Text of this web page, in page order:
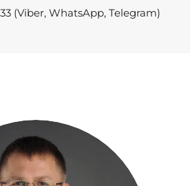
(Viber, WhatsApp, Telegram)